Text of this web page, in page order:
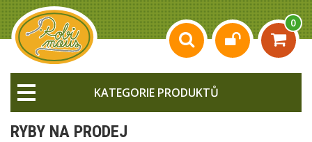
0
KATEGORIE PRODUKTŮ
RYBY NA PRODEJ